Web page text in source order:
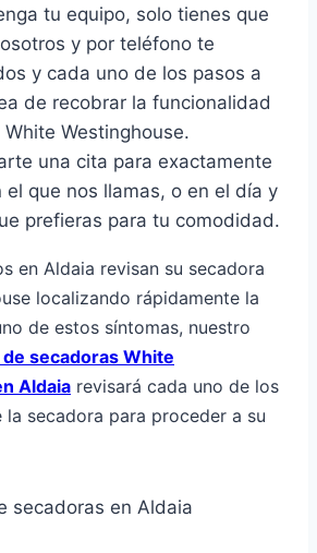
tu equipo, solo tienes que
y por teléfono te
y cada uno de los pasos a
de recobrar la funcionalidad
Westinghouse.
una cita para exactamente
el que nos llamas, o en el día y
prefieras para tu comodidad.
en Aldaia revisan su secadora
localizando rápidamente la
de estos síntomas, nuestro
secadoras White
Aldaia revisará cada uno de los
secadora para proceder a su